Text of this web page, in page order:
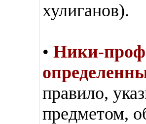
хулиганов).
• Ники-
правило,
предметом,